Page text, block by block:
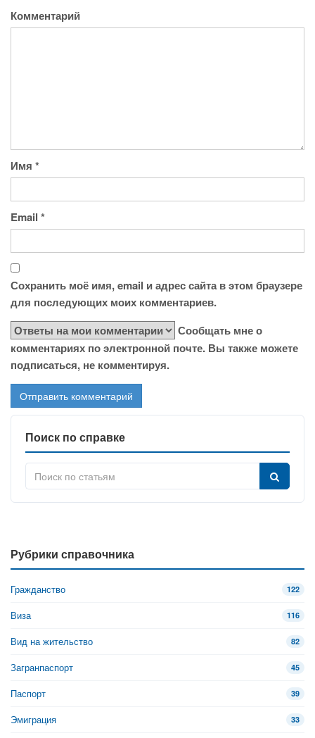
Комментарий
Имя *
Email *
Сохранить моё имя, email и адрес сайта в этом браузере
для последующих моих комментариев.
Сообщать мне о
комментариях по электронной почте. Вы также можете
подписаться, не комментируя.
Поиск по справке
Рубрики справочника
Гражданство 122
Виза 116
Вид на жительство 82
Загранпаспорт 45
Паспорт 39
Эмиграция 33